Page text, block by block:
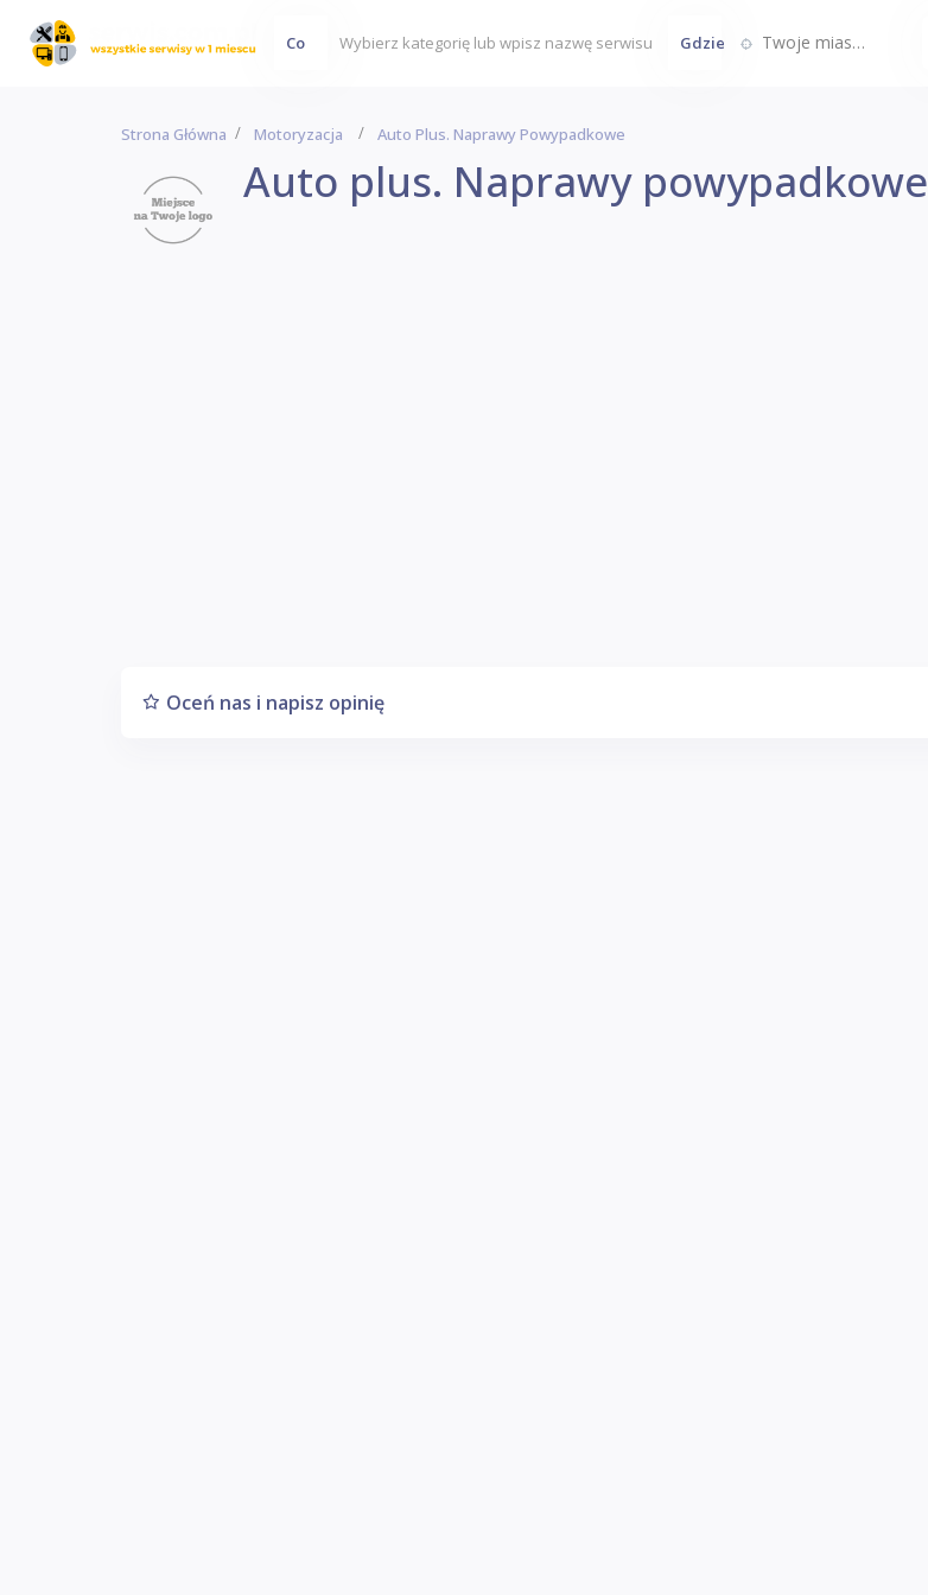
Co Gdzie Twoje miasto...
Strona Główna Motoryzacja Auto Plus. Naprawy Powypadkowe
Auto plus. Naprawy powypadkowe
Oceń nas i napisz opinię